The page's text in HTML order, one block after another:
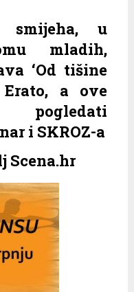
u
mladih,
‘Od tišine
Erato, a ove
pogledati
i SKROZ-a
Scena.hr